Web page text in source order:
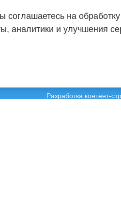
Что такое экспертный
его создать
Разработка контент-
соглашаетесь на
аналитики и улучшения